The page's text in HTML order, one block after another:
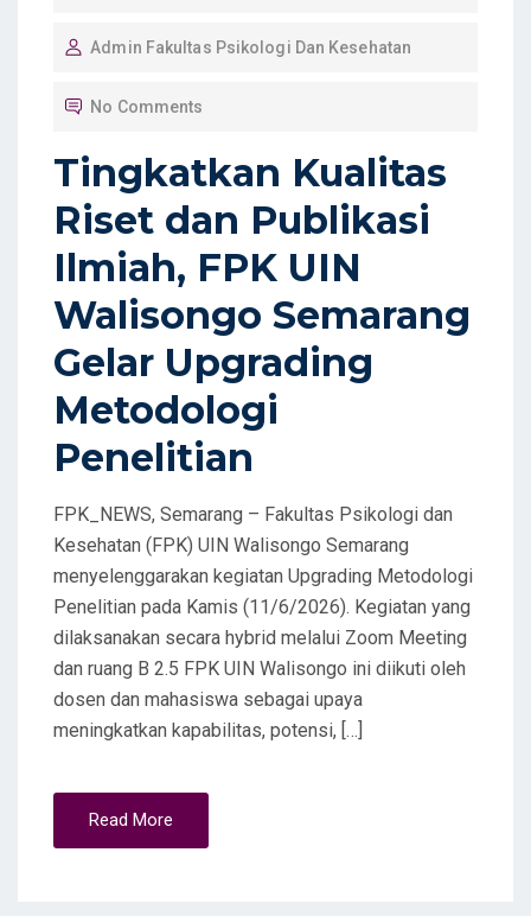
S
D
O
N
Admin Fakultas Psikologi Dan Kesehatan
No Comments
Tingkatkan Kualitas
Riset dan Publikasi
Ilmiah, FPK UIN
Walisongo Semarang
Gelar Upgrading
Metodologi
Penelitian
FPK_NEWS, Semarang – Fakultas Psikologi dan
Kesehatan (FPK) UIN Walisongo Semarang
menyelenggarakan kegiatan Upgrading Metodologi
Penelitian pada Kamis (11/6/2026). Kegiatan yang
dilaksanakan secara hybrid melalui Zoom Meeting
dan ruang B 2.5 FPK UIN Walisongo ini diikuti oleh
dosen dan mahasiswa sebagai upaya
meningkatkan kapabilitas, potensi, […]
Read More